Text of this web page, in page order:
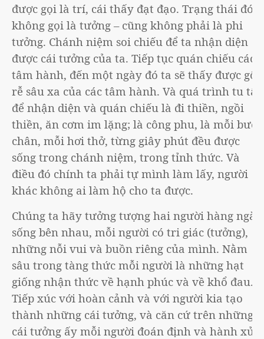
được gọi là trí, cái thấy đạt đạo. Trạng thái đó
không gọi là tưởng – cũng không phải là phi
tưởng. Chánh niệm soi chiếu để ta nhận diện
được cái tưởng của ta. Tiếp tục quán chiếu các
tâm hành, đến một ngày đó ta sẽ thấy được gốc
rễ sâu xa của các tâm hành. Và quá trình tu tập
để nhận diện và quán chiếu là đi thiền, ngồi
thiền, ăn cơm im lặng; là công phu, là mỗi bước
chân, mỗi hơi thở, từng giây phút đều được
sống trong chánh niệm, trong tỉnh thức. Và
điều đó chính ta phải tự mình làm lấy, người
khác không ai làm hộ cho ta được.
Chúng ta hãy tưởng tượng hai người hàng ngày
sống bên nhau, mỗi người có tri giác (tưởng),
những nỗi vui và buồn riêng của mình. Nằm
sâu trong tàng thức mỗi người là những hạt
giống nhận thức về hạnh phúc và về khổ đau.
Tiếp xúc với hoàn cảnh và với người kia tạo
thành những cái tưởng, và căn cứ trên những
cái tưởng ấy mỗi người đoán định và hành xử